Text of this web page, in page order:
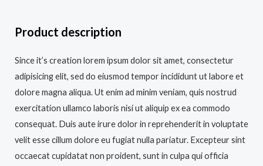
Product description
Since it’s creation lorem ipsum dolor sit amet, consectetur
adipisicing elit, sed do eiusmod tempor incididunt ut labore et
dolore magna aliqua. Ut enim ad minim veniam, quis nostrud
exercitation ullamco laboris nisi ut aliquip ex ea commodo
consequat. Duis aute irure dolor in reprehenderit in voluptate
velit esse cillum dolore eu fugiat nulla pariatur. Excepteur sint
occaecat cupidatat non proident, sunt in culpa qui officia